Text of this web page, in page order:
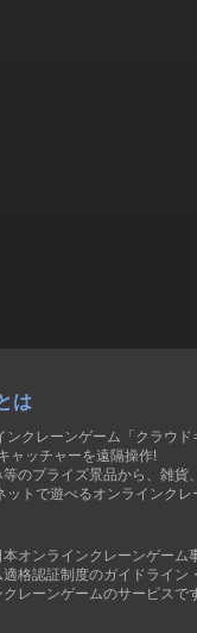
は
クレーンゲーム「クラウ
ャッチャーを遠隔操作!
のプライズ景品から、雑貨
ットで遊べるオンラインク
本オンラインクレーンゲー
格認証制度のガイドライン
レーンゲームのサービスで